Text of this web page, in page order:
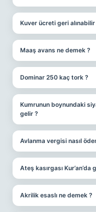
Kuver ücreti geri alınabilir
Maaş avans ne demek ?
Dominar 250 kaç tork ?
Kumrunun boynundaki
gelir ?
Avlanma vergisi nasıl
Ateş kasırgası Kur’an’da
Akrilik esaslı ne demek ?